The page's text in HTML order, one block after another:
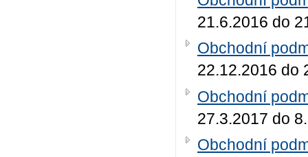
21.6.2016 do
Obchodní
22.12.2016 do
Obchodní
27.3.2017 do
Obchodní